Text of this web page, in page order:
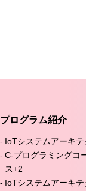
プログラム紹介
IoTシステムアーキ
C-プログラミングコ
ス+2
IoTシステムアーキ